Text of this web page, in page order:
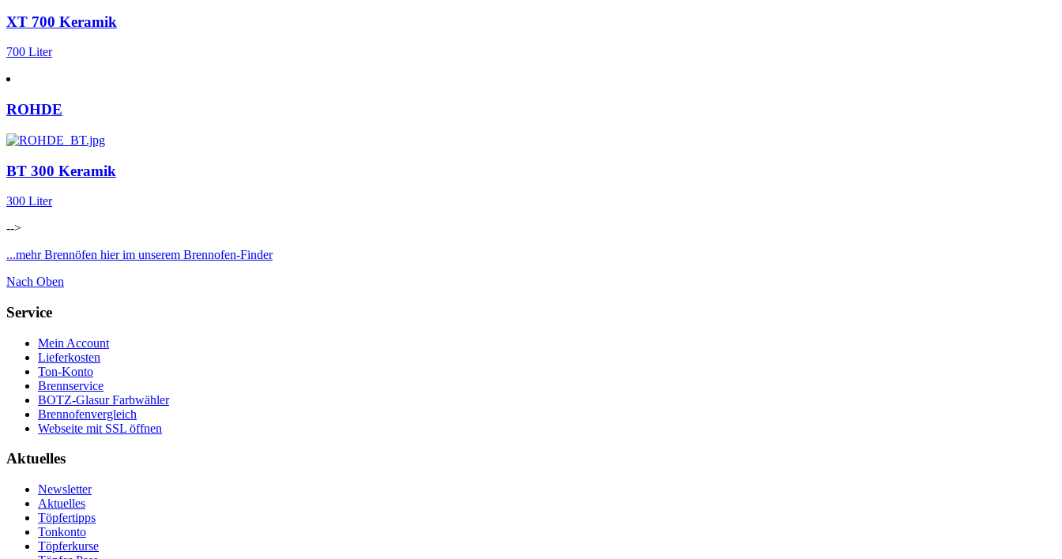
XT 700 Keramik
700 Liter
ROHDE
BT 300 Keramik
300 Liter
-->
...mehr Brennöfen hier im unserem Brennofen-Finder
Nach Oben
Service
Mein Account
Lieferkosten
Ton-Konto
Brennservice
BOTZ-Glasur Farbwähler
Brennofenvergleich
Webseite mit SSL öffnen
Aktuelles
Newsletter
Aktuelles
Töpfertipps
Tonkonto
Töpferkurse